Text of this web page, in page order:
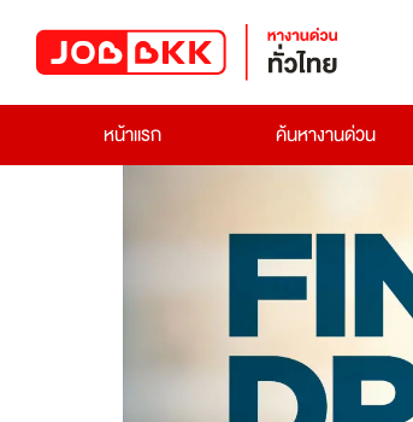
หน้าแรก
ค้นหางานด่วน